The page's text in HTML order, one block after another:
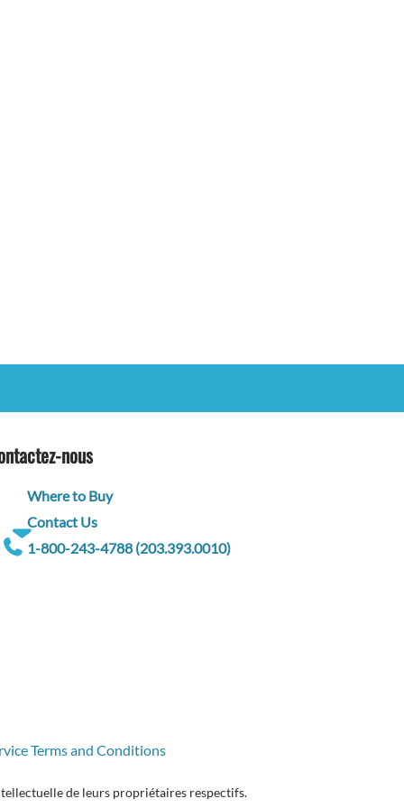
nous
Where to Buy
Contact Us
1-800-243-4788 (203.393.0010)
Terms and Conditions
de leurs propriétaires respectifs.